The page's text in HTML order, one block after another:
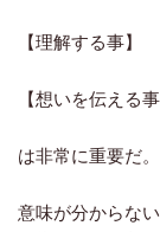
【理解する事】
【想いを伝える事
は非常に重要だ。
意味が分からな